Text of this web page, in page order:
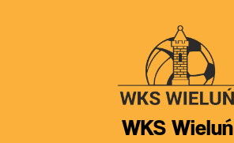
WKS Wieluń